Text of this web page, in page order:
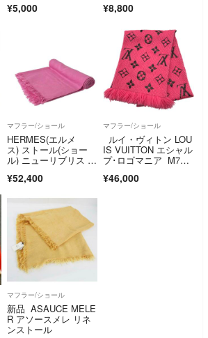
イト
¥5,000 ¥8,800
マフラー/ショール
HERMES(エルメ
ス) ストール(ショー
ル) ニューリブリス ピ
ク
¥52,400
マフラー/ショール
ルイ・ヴィトン LOU
IS VUITTON エシャル
プ･ロゴマニア M760
ク レディース マフラ
¥46,000
マフラー/ショール
新品 ASAUCE MELE
R アソースメレ リネ
ンストール